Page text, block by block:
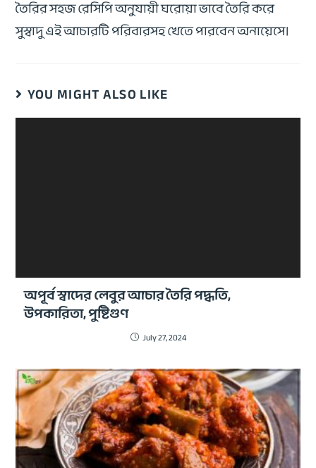
তৈরির সহজ রেসিপি অনুযায়ী ঘরোয়া ভাবে তৈরি করে
সুস্বাদু এই আচারটি পরিবারসহ খেতে পারবেন অনায়েসে।
YOU MIGHT ALSO LIKE
অপূর্ব স্বাদের লেবুর আচার তৈরি পদ্ধতি,
উপকারিতা, পুষ্টিগুণ
July 27, 2024